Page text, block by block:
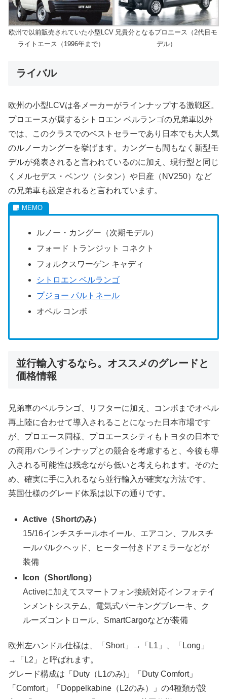
欧州で以前販売されていた小型LCV
ライトエース（1996年まで）
兄貴分となるプロエース（2代目モ
デル）
ライバル
欧州の小型LCVは各メーカーがラインナップする激戦区。
プロエースが属するシトロエン ベルランゴの兄弟車以外
では、このクラスでのベストセラーであり日本でも大人気
のルノーカングーを挙げます。カングーも間もなく新型モ
デルが発表されると言われているのに加え、現行型と同じ
くメルセデス・ベンツ（シタン）や日産（NV250）など
の兄弟車も設定されると言われています。
ルノー・カングー（次期モデル）
フォード トランジット コネクト
フォルクスワーゲン キャディ
シトロエン ベルランゴ
プジョー パルトネール
オペル コンボ
並行輸入するなら。オススメのグレードと
価格情報
兄弟車のベルランゴ、リフターに加え、コンボまでオペル
再上陸に合わせて導入されることになった日本市場です
が、プロエース同様、プロエースシティもトヨタの日本で
の商用バンラインナップとの競合を考慮すると、今後も導
入される可能性は残念ながら低いと考えられます。そのた
め、確実に手に入れるなら並行輸入が確実な方法です。
英国仕様のグレード体系は以下の通りです。
Active（Shortのみ）
15/16インチスチールホイール、エアコン、フルスチ
ールバルクヘッド、ヒーター付きドアミラーなどが
装備
Icon（Short/long）
Activeに加えてスマートフォン接続対応インフォテイ
ンメントシステム、電気式パーキングブレーキ、ク
ルーズコントロール、SmartCargoなどが装備
欧州左ハンドル仕様は、「Short」→「L1」、「Long」
→「L2」と呼ばれます。
グレード構成は「Duty（L1のみ)」「Duty Comfort」
「Comfort」「Doppelkabine（L2のみ）」の4種類が設